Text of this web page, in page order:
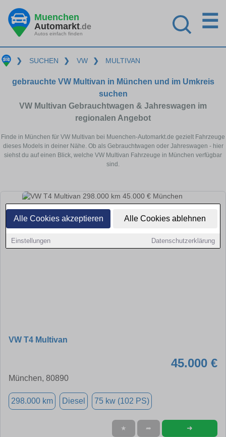
Alle Cookies akzeptieren Alle Cookies ablehnen
Einstellungen Datenschutzerklärung
Muenchen
Automarkt.de
Autos einfach finden
☰
❯ SUCHEN ❯ VW ❯ MULTIVAN
gebrauchte VW Multivan in München und im Umkreis
suchen
VW Multivan Gebrauchtwagen & Jahreswagen im
regionalen Angebot
Finde in München für VW Multivan bei Muenchen-Automarkt.de gezielt Fahrzeuge
dieses Models in deiner Nähe. Ob als Gebrauchtwagen oder Jahreswagen - hier
siehst du auf einen Blick, welche VW Multivan Fahrzeuge in München verfügbar
sind.
VW T4 Multivan
45.000 €
München, 80890
298.000 km Diesel 75 kw (102 PS)
★ ➦ ➜